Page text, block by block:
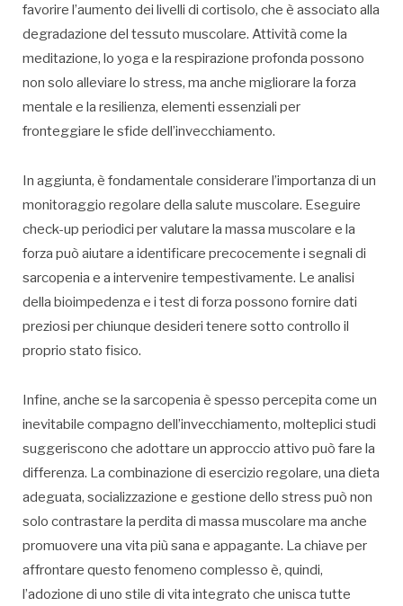
favorire l’aumento dei livelli di cortisolo, che è associato alla
degradazione del tessuto muscolare. Attività come la
meditazione, lo yoga e la respirazione profonda possono
non solo alleviare lo stress, ma anche migliorare la forza
mentale e la resilienza, elementi essenziali per
fronteggiare le sfide dell’invecchiamento.
In aggiunta, è fondamentale considerare l’importanza di un
monitoraggio regolare della salute muscolare. Eseguire
check-up periodici per valutare la massa muscolare e la
forza può aiutare a identificare precocemente i segnali di
sarcopenia e a intervenire tempestivamente. Le analisi
della bioimpedenza e i test di forza possono fornire dati
preziosi per chiunque desideri tenere sotto controllo il
proprio stato fisico.
Infine, anche se la sarcopenia è spesso percepita come un
inevitabile compagno dell’invecchiamento, molteplici studi
suggeriscono che adottare un approccio attivo può fare la
differenza. La combinazione di esercizio regolare, una dieta
adeguata, socializzazione e gestione dello stress può non
solo contrastare la perdita di massa muscolare ma anche
promuovere una vita più sana e appagante. La chiave per
affrontare questo fenomeno complesso è, quindi,
l’adozione di uno stile di vita integrato che unisca tutte